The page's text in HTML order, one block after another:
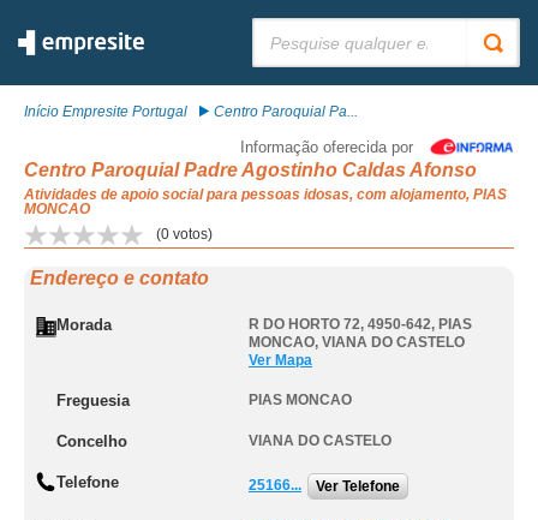
Início Empresite Portugal Centro Paroquial Pa...
Informação oferecida por
Centro Paroquial Padre Agostinho Caldas Afonso
Atividades de apoio social para pessoas idosas, com alojamento, PIAS
MONCAO
(0 votos)
Endereço e contato
Morada R DO HORTO 72, 4950-642, PIAS
MONCAO, VIANA DO CASTELO
Ver Mapa
Freguesia PIAS MONCAO
Concelho VIANA DO CASTELO
Telefone 25166... Ver Telefone